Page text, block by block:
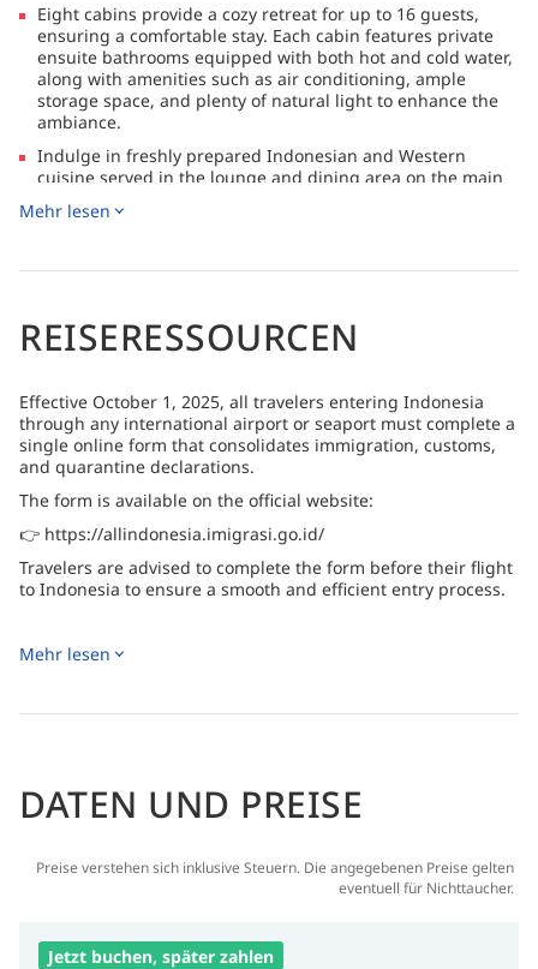
Eight cabins provide a cozy retreat for up to 16 guests,
ensuring a comfortable stay. Each cabin features private
ensuite bathrooms equipped with both hot and cold water,
along with amenities such as air conditioning, ample
storage space, and plenty of natural light to enhance the
ambiance.
Indulge in freshly prepared Indonesian and Western
cuisine served in the lounge and dining area on the main
the shaded dining area or bask in the sun on large sofas
Unwind on the open sun deck furnished with sun loungers,
The expansive dive deck comfortably accommodates all 16
guests, featuring individual dive gear areas, ample
caters to underwater photographers.
Mehr lesen
REISERESSOURCEN
Effective October 1, 2025, all travelers entering Indonesia
through any international airport or seaport must complete a
single online form that consolidates immigration, customs,
and quarantine declarations.
The form is available on the official website:
👉 https://allindonesia.imigrasi.go.id/
Travelers are advised to complete the form before their flight
to Indonesia to ensure a smooth and efficient entry process.
Mehr lesen
DATEN UND PREISE
Preise verstehen sich inklusive Steuern. Die angegebenen Preise gelten
eventuell für Nichttaucher.
Jetzt buchen, später zahlen